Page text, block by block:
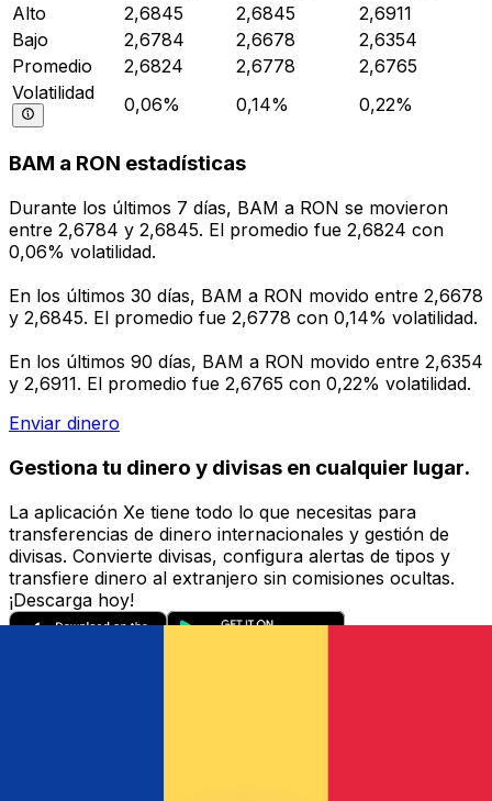
Alto
2,6845 2,6845
2,6911
Bajo
2,6784 2,6678
2,6354
Promedio
2,6824 2,6778
2,6765
Volatilidad
0,06% 0,14% 0,22%
BAM a RON estadísticas
Durante los últimos 7 días, BAM a RON se movieron
entre 2,6784 y 2,6845. El promedio fue 2,6824 con
0,06% volatilidad.
En los últimos 30 días, BAM a RON movido entre 2,6678
y 2,6845. El promedio fue 2,6778 con 0,14% volatilidad.
En los últimos 90 días, BAM a RON movido entre 2,6354
y 2,6911. El promedio fue 2,6765 con 0,22% volatilidad.
Enviar dinero
Gestiona tu dinero y divisas en cualquier lugar.
La aplicación Xe tiene todo lo que necesitas para
transferencias de dinero internacionales y gestión de
divisas. Convierte divisas, configura alertas de tipos y
transfiere dinero al extranjero sin comisiones ocultas.
¡Descarga hoy!